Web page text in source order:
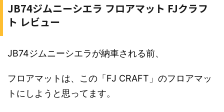
JB74ジムニーシエラ フロアマット FJクラフ
ト レビュー
JB74ジムニーシエラが納車される前、
フロアマットは、この「FJ CRAFT」のフロアマッ
トにしようと思ってます。